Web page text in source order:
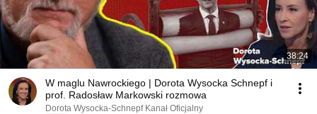
38:24
W maglu Nawrockiego | Dorota Wysocka Schnepf i
prof. Radosław Markowski rozmowa
Dorota Wysocka-Schnepf Kanał Oficjalny